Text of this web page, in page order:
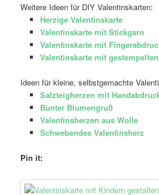
Weitere Ideen für DIY Valentinskarten:
Herzige Valentinskarte
Valentinskarte mit Stickgarn
Valentinskarte mit
Valentinskarte mit
Ideen für kleine, selbstgemachte
Salzteigherzen mit
Bunter Blumengruß
Valentinsherzen aus Wolle
Schwebendes Valentinsherz
Pin it: